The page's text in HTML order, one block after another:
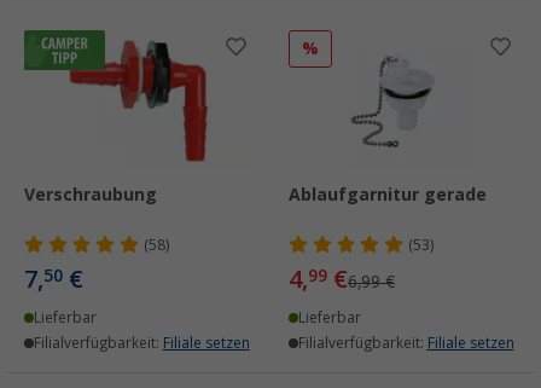
Verschraubung
(58)
7,50 €
Lieferbar
Filialverfügbarkeit: Filiale setzen
%
Ablaufgarnitur gerade
(53)
4,99 €6,99 €
Lieferbar
Filialverfügbarkeit: Filiale setzen